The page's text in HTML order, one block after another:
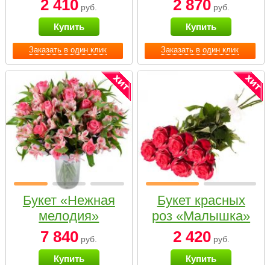
Заказать в один клик
2 410 руб.
Купить
Заказать в один клик
2 870руб.
Купить
Букет «Нежная
мелодия»
7 840 руб.
Купить
Букет красных
роз «Малышка»
2 420руб.
Купить